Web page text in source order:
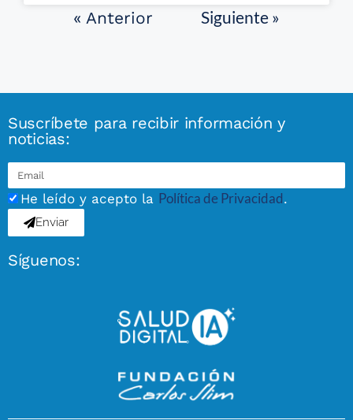
« Anterior Siguiente »
Suscríbete para recibir información y
noticias:
He leído y acepto la Política de Privacidad.
Enviar
Síguenos: